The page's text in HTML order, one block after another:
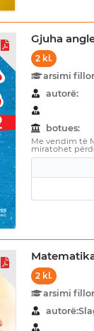
Gjuha
2 kl.
arsimi fillor
autorë:
botues:
Me vendim të
miratohet
2 kl.
arsimi fillor